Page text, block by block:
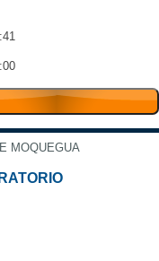
MOQUEGUA